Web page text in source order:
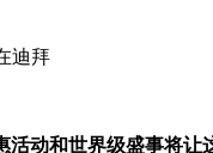
迪拜
活动和世界级盛事将让